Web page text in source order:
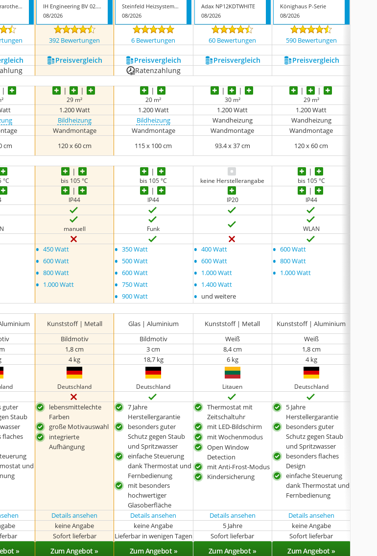
Könighaus Infrarotheizung Bildmotiv
IH Engineering BV 02. Steg Vögel
08/2026
Steinfeld Heizsysteme Infrarotheizung 1200 Watt
08/2026
Adax NP12KDTWHITE
08/2026
Könighaus P-Serie
08/2026
392 Bewertungen 6 Bewertungen 60 Bewertungen 590 Bewertungen
Preis­vergleich Preis­vergleich Preis­vergleich Preis­vergleich
Ratenzahlung
29 m² 20 m² 30 m² 29 m²
1.200 Watt 1.200 Watt 1.200 Watt 1.200 Watt
Bildheizung Bildheizung Wandheizung Wandheizung
Wandmontage Wandmontage Wandmontage
Wandmontage
cm 120 x 60 cm 115 x 100 cm 93.4 x 37 cm 120 x 60 cm
°C bis 105 °C bis 105 °C keine Herstellerangabe bis 105 °C
IP44 IP44 IP20 IP44
manuell Funk WLAN
• 450 Watt
• 600 Watt
• 800 Watt
• 1.000 Watt
• 350 Watt
• 500 Watt
• 600 Watt
• 750 Watt
• 900 Watt
• 400 Watt
• 600 Watt
• 1.000 Watt
• 1.400 Watt
• und weitere
• 600 Watt
• 800 Watt
• 1.000 Watt
Kunststoff | Metall Glas | Aluminium Kunststoff | Metall Kunststoff | Aluminium
Bildmotiv Bildmotiv Weiß
Weiß
1,8 cm 3 cm 8,4 cm
1,8 cm
4 kg 18,7 kg 6 kg 4 kg
Deutschland Deutschland Litauen Deutschland
guter
Staub
flaches
und
lebensmittelechte
Farben
große Motivauswahl
integrierte
Aufhängung
7 Jahre
Herstellergarantie
besonders guter
Schutz gegen Staub
und Spritzwasser
einfache Steuerung
dank Thermostat und
Fernbedienung
mit besonders
hochwertiger
Glasoberfläche
Thermostat mit
Zeitschaltuhr
mit LED-Bildschirm
mit Wochenmodus
Open Window
Detection
mit Anti-Frost-Modus
Kindersicherung
5 Jahre
Herstellergarantie
besonders guter
Schutz gegen Staub
und Spritzwasser
besonders flaches
Design
einfache Steuerung
dank Thermostat und
Fernbedienung
Details ansehen Details ansehen Details ansehen Details ansehen
keine Angabe keine Angabe 5 Jahre keine Angabe
Sofort lieferbar Lieferbar in wenigen Tagen Sofort lieferbar Sofort lieferbar
» Zum Angebot » Zum Angebot » Zum Angebot » Zum Angebot »